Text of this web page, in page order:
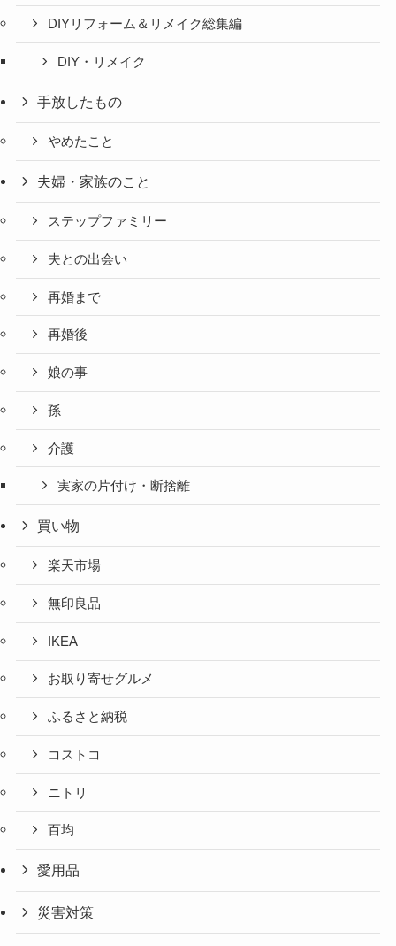
DIYリフォーム＆リメイク総集編
DIY・リメイク
手放したもの
やめたこと
夫婦・家族のこと
ステップファミリー
夫との出会い
再婚まで
再婚後
娘の事
孫
介護
実家の片付け・断捨離
買い物
楽天市場
無印良品
IKEA
お取り寄せグルメ
ふるさと納税
コストコ
ニトリ
百均
愛用品
災害対策